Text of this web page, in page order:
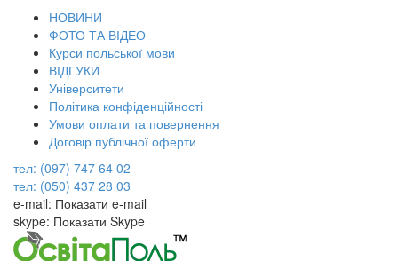
НОВИНИ
ФОТО ТА ВІДЕО
Курси польської мови
ВІДГУКИ
Університети
Політика конфіденційності
Умови оплати та повернення
Договір публічної оферти
тел: (097) 747 64 02
тел: (050) 437 28 03
e-mail: Показати e-mail
skype: Показати Skype